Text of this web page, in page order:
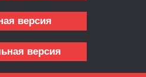
версия
версия